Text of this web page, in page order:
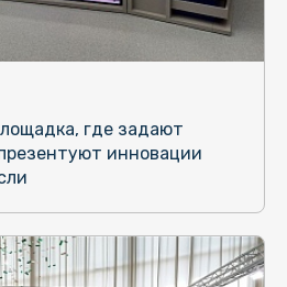
где задают
инновации